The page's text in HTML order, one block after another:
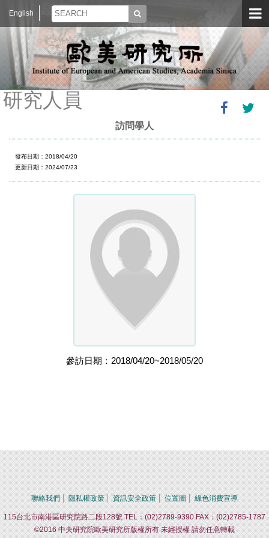
English
研究人員
訪問學人
發布日期：2018/04/20
更新日期：2024/07/23
參訪日期：2018/04/20~2018/05/20
聯絡我們 隱私權政策 資訊安全政策 位置圖 綠色消費宣導
115台北市南港區研究院路二段128號 TEL：(02)2789-9390 FAX：(02)2785-1787
©2016 中央研究院歐美研究所版權所有 未經授權 請勿任意轉載